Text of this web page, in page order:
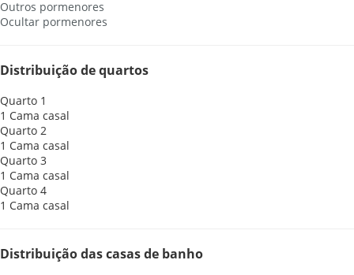
Outros pormenores
Ocultar pormenores
Distribuição de quartos
Quarto 1
1 Cama casal
Quarto 2
1 Cama casal
Quarto 3
1 Cama casal
Quarto 4
1 Cama casal
Distribuição das casas de banho